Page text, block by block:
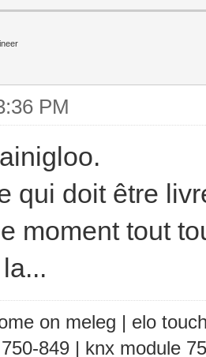
PM
qui doit être
moment tout
on meleg | elo
849 | knx module